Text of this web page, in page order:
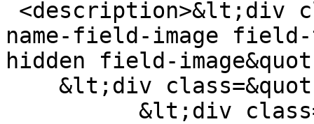
name-field-image
hidden field-